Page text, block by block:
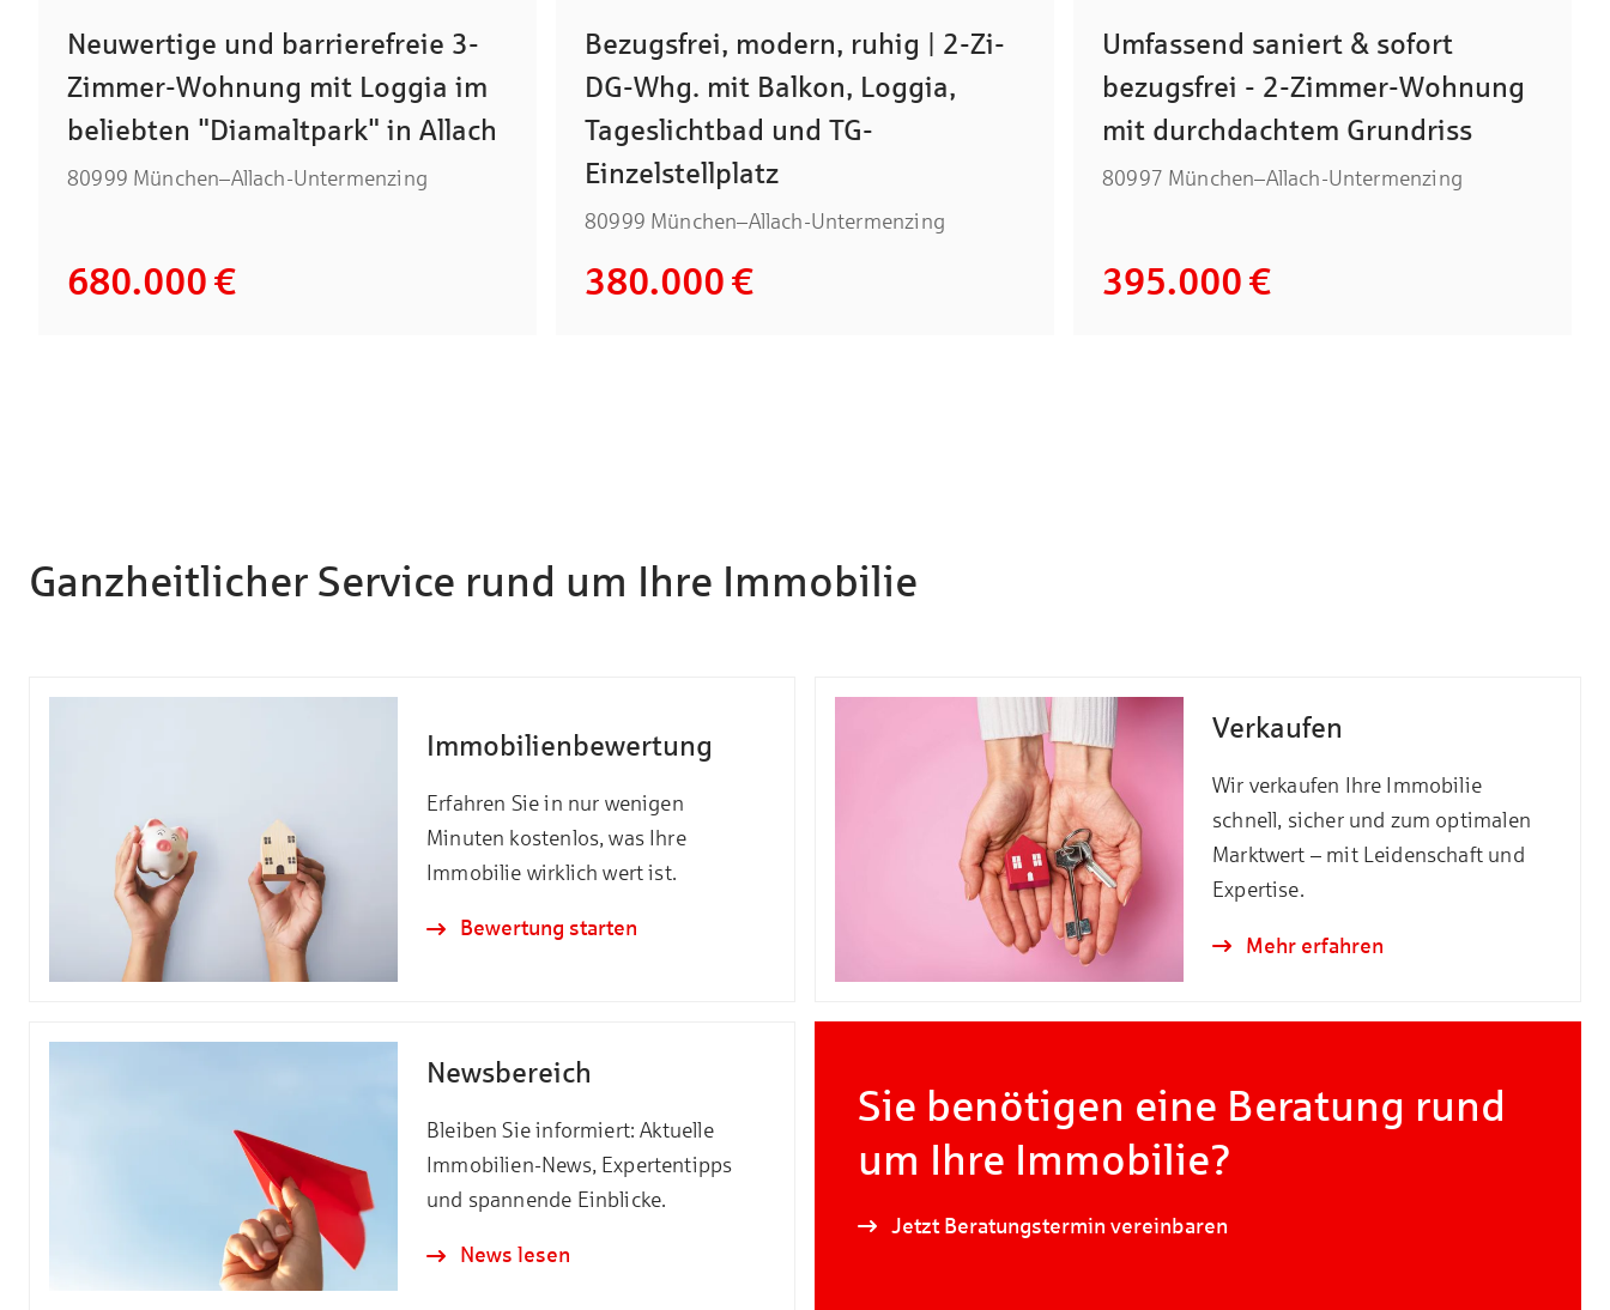
Neuwertige und barrierefreie 3-
Zimmer-Wohnung mit Loggia im
beliebten "Diamaltpark" in Allach
80999 München–Allach-Untermenzing
680.000 €
Bezugsfrei, modern, ruhig | 2-Zi-
DG-Whg. mit Balkon, Loggia,
Tageslichtbad und TG-
Einzelstellplatz
80999 München–Allach-Untermenzing
380.000 €
Umfassend saniert & sofort
bezugsfrei - 2-Zimmer-Wohnung
mit durchdachtem Grundriss
80997 München–Allach-Untermenzing
395.000 €
Ganzheitlicher Service rund um Ihre Immobilie
Immobilienbewertung
Erfahren Sie in nur wenigen
Minuten kostenlos, was Ihre
Immobilie wirklich wert ist.
Bewertung starten
Verkaufen
Wir verkaufen Ihre Immobilie
schnell, sicher und zum optimalen
Marktwert – mit Leidenschaft und
Expertise.
Mehr erfahren
Newsbereich
Bleiben Sie informiert: Aktuelle
Immobilien-News, Expertentipps
und spannende Einblicke.
News lesen
Sie benötigen eine Beratung rund
um Ihre Immobilie?
Jetzt Beratungstermin vereinbaren